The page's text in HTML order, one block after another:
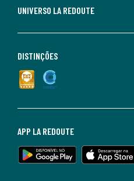
UNIVERSO LA REDOUTE
APP LA REDOUTE
DISTINÇÕES